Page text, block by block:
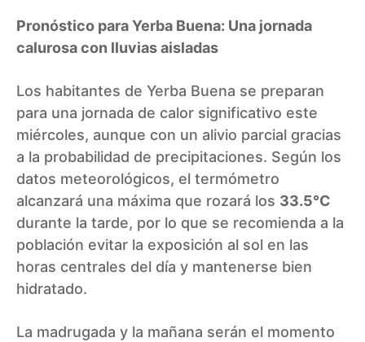
Pronóstico para Yerba Buena: Una jornada
calurosa con lluvias aisladas
Los habitantes de Yerba Buena se preparan
para una jornada de calor significativo este
miércoles, aunque con un alivio parcial gracias
a la probabilidad de precipitaciones. Según los
datos meteorológicos, el termómetro
alcanzará una máxima que rozará los 33.5°C
durante la tarde, por lo que se recomienda a la
población evitar la exposición al sol en las
horas centrales del día y mantenerse bien
hidratado.
La madrugada y la mañana serán el momento